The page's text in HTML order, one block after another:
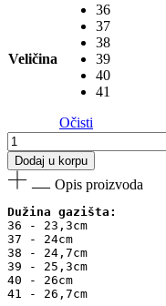
Veličina
36
37
38
39
40
41
Očisti
Ženske
sandale
Carla
501
-
Crne
količina
Dodaj u korpu
Opis proizvoda
Dužina gazišta:
36 - 23,3cm
37 - 24cm
38 - 24,7cm
39 - 25,3cm
40 - 26cm
41 - 26,7cm